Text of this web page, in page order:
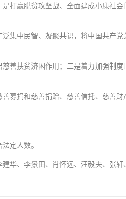
打赢脱贫攻坚战、全面建成小康社
集中民智、凝聚共识，将中国共产
扶贫济困作用；二是着力加强制
募捐和慈善捐赠、慈善信托、慈善
定人数。
华、李景田、肖怀远、汪毅夫、张